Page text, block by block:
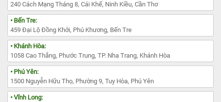
240 Cách Mạng Tháng 8, Cái Khế, Ninh Kiều, Cần Thơ
• Bến Tre:
459 Đại Lộ Đồng Khởi, Phú Khương, Bến Tre
• Khánh Hòa:
1058 Cao Thắng, Phước Trung, TP. Nha Trang, Khánh Hòa
• Phú Yên:
1500 Nguyễn Hữu Thọ, Phường 9, Tuy Hòa, Phú Yên
• Vĩnh Long: